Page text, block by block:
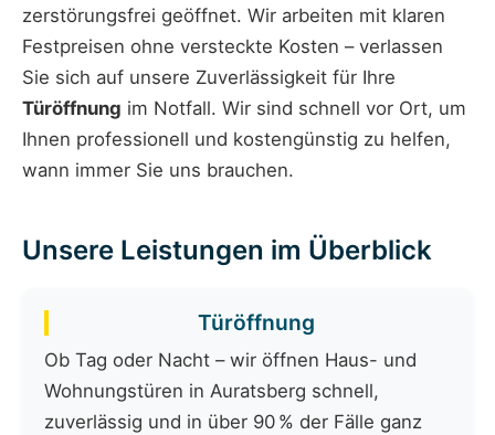
zerstörungsfrei geöffnet. Wir arbeiten mit klaren
Festpreisen ohne versteckte Kosten – verlassen
Sie sich auf unsere Zuverlässigkeit für Ihre
Türöffnung im Notfall. Wir sind schnell vor Ort, um
Ihnen professionell und kostengünstig zu helfen,
wann immer Sie uns brauchen.
Unsere Leistungen im Überblick
Türöffnung
Ob Tag oder Nacht – wir öffnen Haus- und
Wohnungstüren in Auratsberg schnell,
zuverlässig und in über 90 % der Fälle ganz